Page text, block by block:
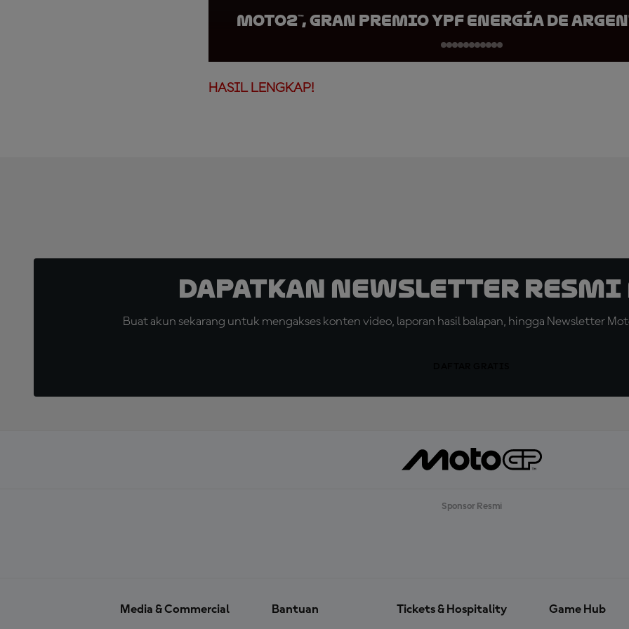
Moto2™, Gran Premio YPF Energía de
HASIL LENGKAP!
Dapatkan Newsletter Resmi
Buat akun sekarang untuk mengakses konten video, laporan hasil balapan, hingga Newsletter
Sponsor Resmi
Media & Commercial Bantuan Tickets & Hospitality Game Hub